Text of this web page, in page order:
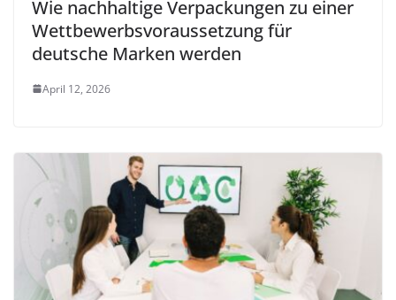
Wie nachhaltige Verpackungen zu einer
Wettbewerbsvoraussetzung für
deutsche Marken werden
April 12, 2026